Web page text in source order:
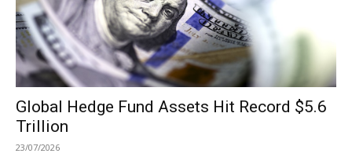
Global Hedge Fund Assets Hit Record $5.6
Trillion
23/07/2026